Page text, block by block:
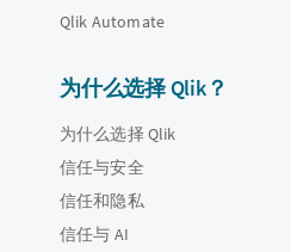
Qlik Automate
为什么选择 Qlik？
为什么选择 Qlik
信任与安全
信任和隐私
信任与 AI